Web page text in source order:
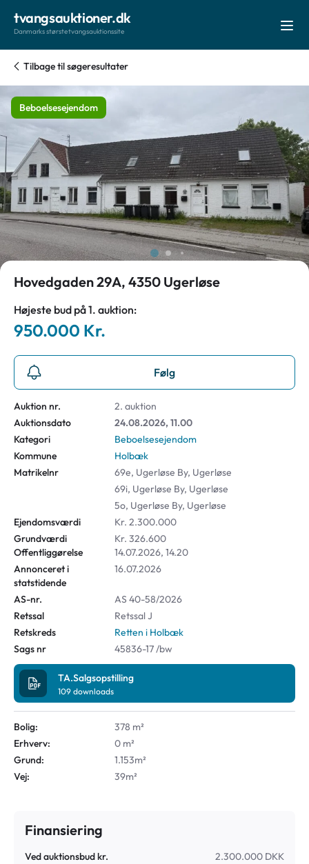
tvangsauktioner.dk
Danmarks største tvangsauktionssite
Tilbage til søgeresultater
Beboelsesejendom
Auktion nr.
2. auktion
Auktionsdato
24.08.2026, 11.00
Kategori
Beboelsesejendom
Kommune
Holbæk
Matrikelnr
69e, Ugerløse By, Ugerløse
69i, Ugerløse By, Ugerløse
5o, Ugerløse By, Ugerløse
Ejendomsværdi
Kr. 2.300.000
Grundværdi
Kr. 326.600
Offentliggørelse
14.07.2026, 14.20
Annonceret i
statstidende
16.07.2026
AS-nr.
AS 40-58/2026
Retssal
Retssal J
Retskreds
Retten i Holbæk
Sags nr
45836-17 /bw
TA.Salgsopstilling
109 downloads
Bolig:
378 m²
Erhverv:
0 m²
Grund:
1.153m²
Vej:
39m²
Hovedgaden 29A, 4350 Ugerløse
Højeste bud på 1. auktion:
950.000 Kr.
Følg
Finansiering
Ved auktionsbud kr.
2.300.000 DKK